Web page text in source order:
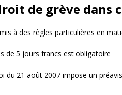
de grève dans
à des règles particulières en
de 5 jours francs est obligatoire
du 21 août 2007 impose un